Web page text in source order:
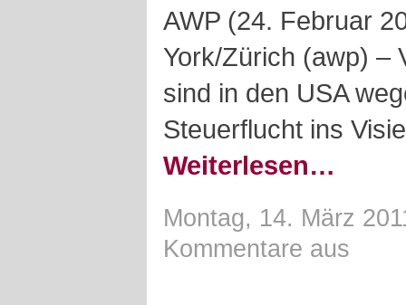
AWP (24. Februar
York/Zürich (awp) –
sind in den USA
Steuerflucht ins
Weiterlesen…
Montag, 14. März
Kommentare aus